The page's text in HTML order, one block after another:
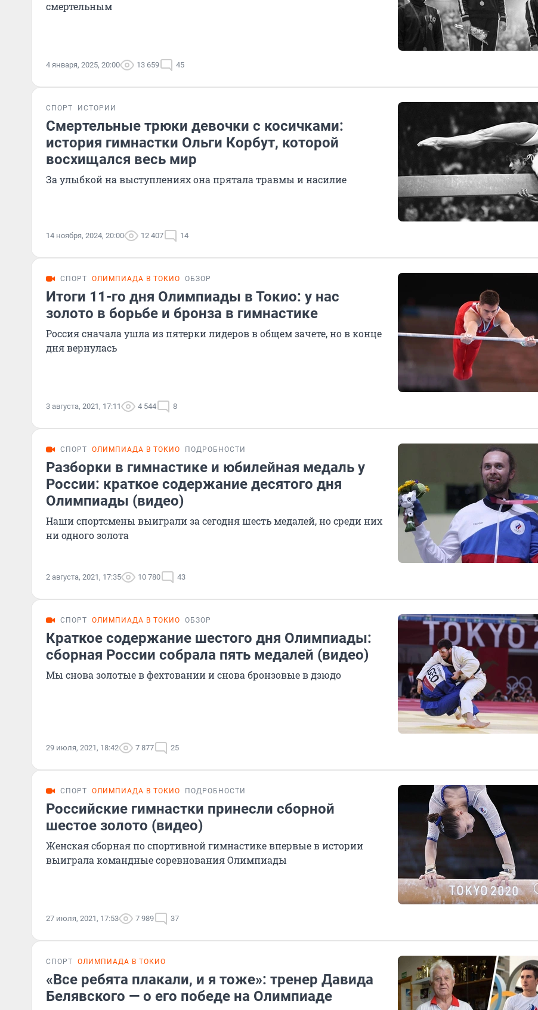
смертельным
4 января, 2025, 20:00 13 659 45
СПОРТ ИСТОРИИ
Смертельные трюки девочки с косичками:
история гимнастки Ольги Корбут, которой
восхищался весь мир
За улыбкой на выступлениях она прятала травмы и насилие
14 ноября, 2024, 20:00 12 407 14
СПОРТ ОЛИМПИАДА В ТОКИО ОБЗОР
Итоги 11-го дня Олимпиады в Токио: у нас
золото в борьбе и бронза в гимнастике
Россия сначала ушла из пятерки лидеров в общем зачете, но в конце
дня вернулась
3 августа, 2021, 17:11 4 544 8
СПОРТ ОЛИМПИАДА В ТОКИО ПОДРОБНОСТИ
Разборки в гимнастике и юбилейная медаль у
России: краткое содержание десятого дня
Олимпиады (видео)
Наши спортсмены выиграли за сегодня шесть медалей, но среди них
ни одного золота
2 августа, 2021, 17:35 10 780 43
СПОРТ ОЛИМПИАДА В ТОКИО ОБЗОР
Краткое содержание шестого дня Олимпиады:
сборная России собрала пять медалей (видео)
Мы снова золотые в фехтовании и снова бронзовые в дзюдо
29 июля, 2021, 18:42 7 877 25
СПОРТ ОЛИМПИАДА В ТОКИО ПОДРОБНОСТИ
Российские гимнастки принесли сборной
шестое золото (видео)
Женская сборная по спортивной гимнастике впервые в истории
выиграла командные соревнования Олимпиады
27 июля, 2021, 17:53 7 989 37
СПОРТ ОЛИМПИАДА В ТОКИО
«Все ребята плакали, и я тоже»: тренер Давида
Белявского — о его победе на Олимпиаде